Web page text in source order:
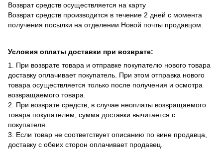
Возврат средств осуществляется на карту
Возврат средств производится в течение 2 дней с момента
получения посылки на отделении Новой почты продавцом.
Условия оплаты доставки при возврате:
1. При возврате товара и отправке покупателю нового товара
доставку оплачивает покупатель. При этом отправка нового
товара осуществляется только после получения и осмотра
возвращаемого товара.
2. При возврате средств, в случае неоплаты возвращаемого
товара покупателем, сумма доставки вычитается с
покупателя.
3. Если товар не соответствует описанию по вине продавца,
доставку с обеих сторон оплачивает продавец.